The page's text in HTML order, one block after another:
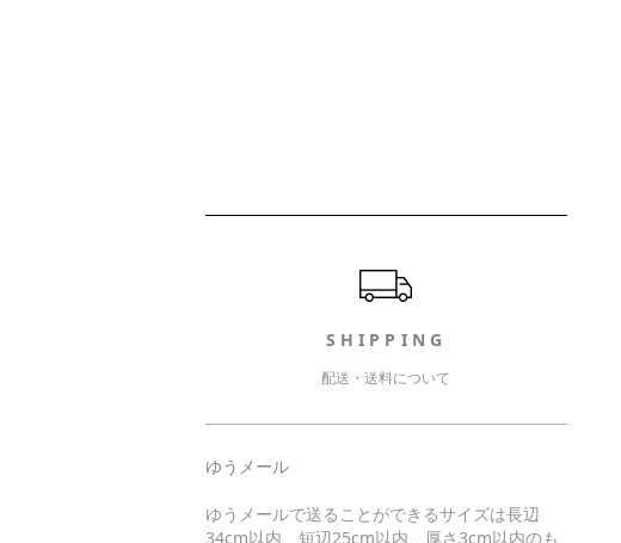
SHIPPING
配送・送料について
ゆうメール
ゆうメールで送ることができるサイズは長辺
34cm以内、短辺25cm以内、厚さ3cm以内のも